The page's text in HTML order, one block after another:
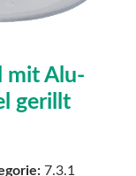
mit Alu-
gerillt
7.3.1